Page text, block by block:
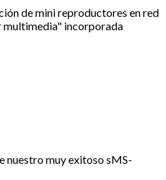
de mini reproductores en red
multimedia" incorporada
nuestro muy exitoso sMS-